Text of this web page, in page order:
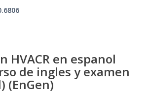
HVACR en espanol
de ingles y examen
(EnGen)